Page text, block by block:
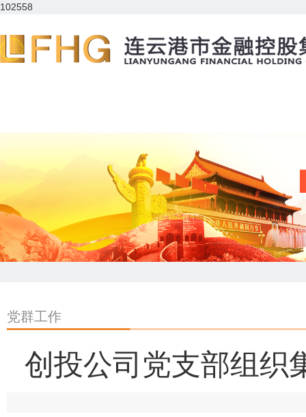
102558
党群工作
创投公司党支部组织